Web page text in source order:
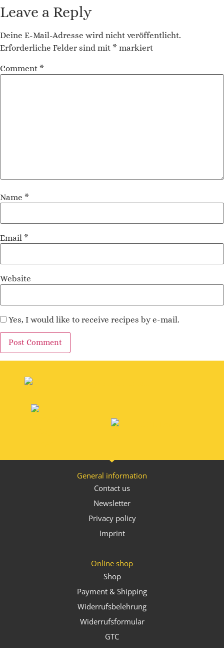
Leave a Reply
Deine E-Mail-Adresse wird nicht veröffentlicht.
Erforderliche Felder sind mit * markiert
Comment *
Name *
Email *
Website
Yes, I would like to receive recipes by e-mail.
General information
Contact us
Newsletter
Privacy policy
Imprint
Online shop
Shop
Payment & Shipping
Widerrufsbelehrung
Widerrufsformular
GTC